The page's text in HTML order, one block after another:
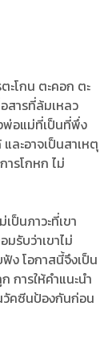
ะโกน ตะคอก ตะ
สารที่ล้มเหลว
พ่อแม่ที่เป็นที่พึ่ง
ละอาจเป็นสาเหตุ
รโกหก ไม่
ป็นภาวะที่เขา
รับว่าเขาไม่
ง โอกาสนี้จึงเป็น
การให้คำแนะนำ
วัคซีนป้องกันก่อน